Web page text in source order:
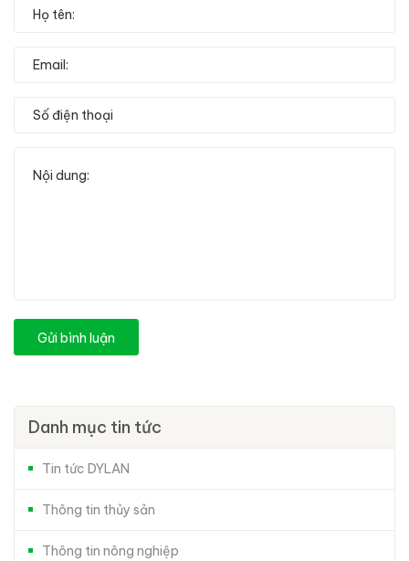
Gửi bình luận
Danh mục tin tức
Tin tức DYLAN
Thông tin thủy sản
Thông tin nông nghiệp